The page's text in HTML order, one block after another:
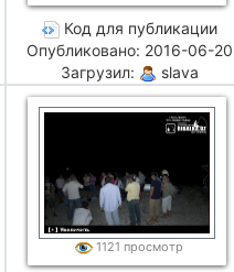
Код для публикации
Опубликовано: 2016-06-20
Загрузил:
slava
1121 просмотр